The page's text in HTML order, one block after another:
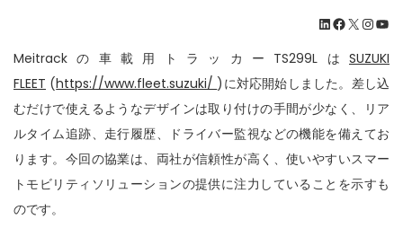
n
LinkedIn Facebook X InstagramYouTube
Meitrackの車載用トラッカーTS299Lは SUZUKI
FLEET (https://www.fleet.suzuki/ )に対応開始しました。差し込
むだけで使えるようなデザインは取り付けの手間が少なく、リア
ルタイム追跡、走行履歴、ドライバー監視などの機能を備えてお
ります。今回の協業は、両社が信頼性が高く、使いやすいスマー
トモビリティソリューションの提供に注力していることを示すも
のです。